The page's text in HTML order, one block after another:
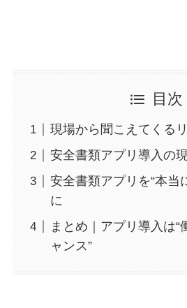
目次
現場から聞こえてくる
安全書類アプリ導入の
安全書類アプリを“本当
に
まとめ｜アプリ導入は“
ャンス”